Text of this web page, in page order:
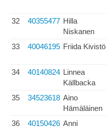
32 40355477 Hilla
Niskanen
33 40046195 Friida Kivistö
34 40140824 Linnea
Källbacka
35 34523618 Aino
Hämäläinen
36 40150426 Anni